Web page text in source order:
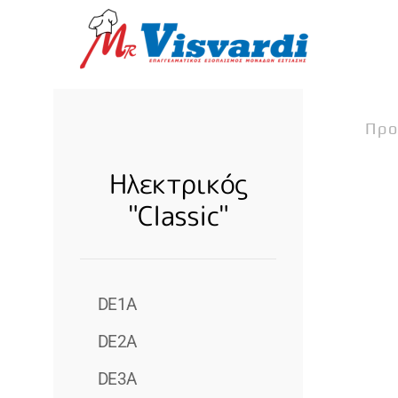
Skip to main content
Ηλεκτρικός
"Classic"
DE1A
DE2A
DE3A